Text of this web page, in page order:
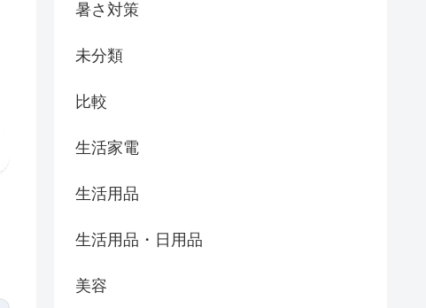
暑さ対策
未分類
比較
生活家電
生活用品
生活用品・日用品
美容